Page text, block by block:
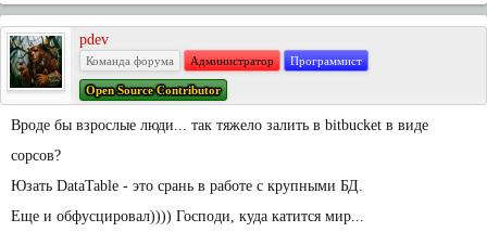
pdev
Команда форума Администратор Программист
Open Source Contributor
Вроде бы взрослые люди... так тяжело залить в bitbucket в виде
сорсов?
Юзать DataTable - это срань в работе с крупными БД.
Еще и обфусцировал)))) Господи, куда катится мир...